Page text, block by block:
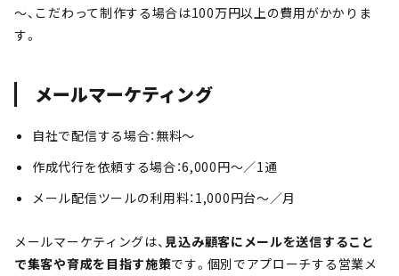
～、こだわって制作する場合は100万円以上の費用がかかりま
す。
メールマーケティング
自社で配信する場合：無料～
作成代行を依頼する場合：6,000円～／1通
メール配信ツールの利用料：1,000円台～／月
メールマーケティングは、見込み顧客にメールを送信すること
で集客や育成を目指す施策です。個別でアプローチする営業メ